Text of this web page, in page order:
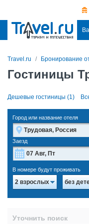
Travel.ru Бронирование
Гостиницы
Дешевые гостиницы (1)
Город или название отеля
Заезд
Пн Вт Ср
27 28 29
В номере будут проживать
2 взрослых без
Уточнить поиск